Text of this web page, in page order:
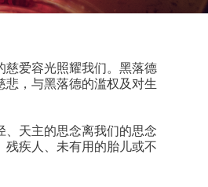
慈爱容光照耀我们。黑落德
，与黑落德的滥权及对生
天主的思念离我们的思念
疾人、未有用的胎儿或不